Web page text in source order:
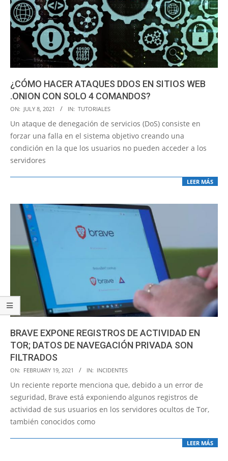
¿CÓMO HACER ATAQUES DDOS EN SITIOS WEB
.ONION CON SOLO 4 COMANDOS?
2021-
07-
08
ON: JULY 8, 2021 IN: TUTORIALES
Un ataque de denegación de servicios (DoS) consiste en
forzar una falla en el sistema objetivo creando una
condición en la que los usuarios no pueden acceder a los
servidores
LEER MÁS
BRAVE EXPONE REGISTROS DE ACTIVIDAD EN
TOR; DATOS DE NAVEGACIÓN PRIVADA SON
FILTRADOS
2021-
02-
19
ON: FEBRUARY 19, 2021 IN: INCIDENTES
Un reciente reporte menciona que, debido a un error de
seguridad, Brave está exponiendo algunos registros de
actividad de sus usuarios en los servidores ocultos de Tor,
también conocidos como
LEER MÁS